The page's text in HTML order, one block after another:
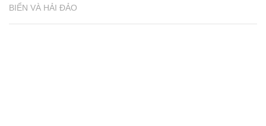
BIỂN VÀ HẢI ĐẢO